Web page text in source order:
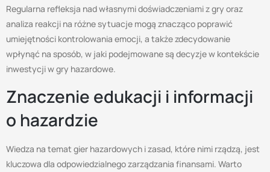
Regularna refleksja nad własnymi doświadczeniami z gry oraz
analiza reakcji na różne sytuacje mogą znacząco poprawić
umiejętności kontrolowania emocji, a także zdecydowanie
wpłynąć na sposób, w jaki podejmowane są decyzje w kontekście
inwestycji w gry hazardowe.
Znaczenie edukacji i informacji
o hazardzie
Wiedza na temat gier hazardowych i zasad, które nimi rządzą, jest
kluczowa dla odpowiedzialnego zarządzania finansami. Warto